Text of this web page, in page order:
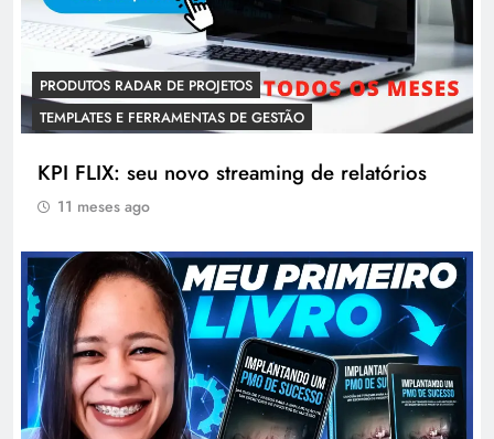
PRODUTOS RADAR DE PROJETOS
TEMPLATES E FERRAMENTAS DE GESTÃO
KPI FLIX: seu novo streaming de relatórios
11 meses ago